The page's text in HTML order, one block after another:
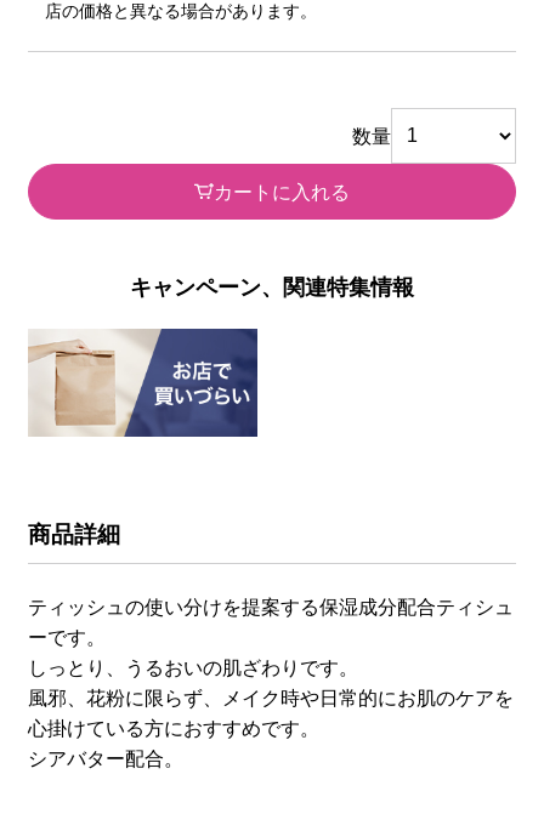
店の価格と異なる場合があります。
数量
カートに入れる
キャンペーン、関連特集情報
商品詳細
ティッシュの使い分けを提案する保湿成分配合ティシュ
ーです。
しっとり、うるおいの肌ざわりです。
風邪、花粉に限らず、メイク時や日常的にお肌のケアを
心掛けている方におすすめです。
シアバター配合。